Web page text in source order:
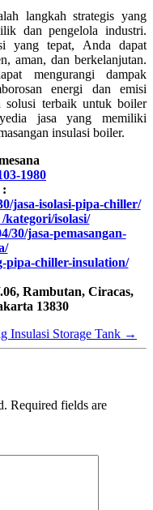
langkah strategis yang
dan pengelola industri.
yang tepat, Anda dapat
aman, dan berkelanjutan.
mengurangi dampak
energi dan emisi
solusi terbaik untuk boiler
jasa yang memiliki
insulasi boiler.
1980
:
jasa-isolasi-pipa-chiller/
isolasi/
30/jasa-pemasangan-
pipa-chiller-insulation/
Rambutan, Ciracas,
13830
Insulasi Storage Tank →
Required fields are